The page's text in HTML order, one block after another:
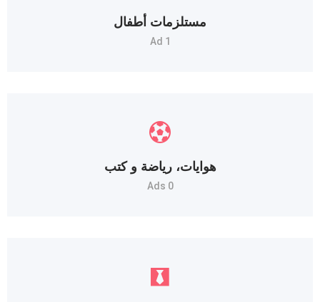
مستلزمات أطفال
1 Ad
هوايات، رياضة و كتب
0 Ads